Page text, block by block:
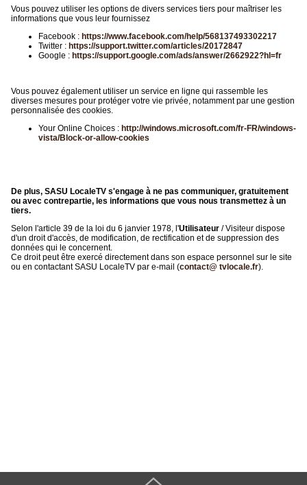
Vous pouvez utiliser les options de divers services tiers pour maîtriser les
informations que vous leur fournissez
Facebook : https://www.facebook.com/help/568137493302217
Twitter : https://support.twitter.com/articles/20172847
Google : https://support.google.com/ads/answer/2662922?hl=fr
Vous pouvez également utiliser un service en ligne qui rassemble les
diverses mesures pour protéger votre vie privée, notamment par une gestion
personnalisée des cookies.
Your Online Choices : http://windows.microsoft.com/fr-FR/windows-
vista/Block-or-allow-cookies
De plus, SASU LocaleTV s'engage à ne pas communiquer, gratuitement
ou avec contrepartie, les informations que vous nous transmettez à un
tiers.
Selon l'article 39 de la loi du 6 janvier 1978, l'Utilisateur / Visiteur dispose
d'un droit d'accès, de modification, de rectification et de suppression des
données qui le concernent.
Ce droit peut être exercé directement dans son espace personnel sur le site
ou en contactant SASU LocaleTV par e-mail (contact@ tvlocale.fr).